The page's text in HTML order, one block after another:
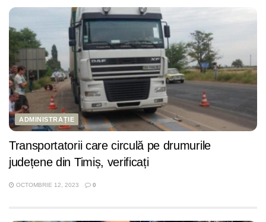
ADMINISTRAȚIE
Transportatorii care circulă pe drumurile
județene din Timiș, verificați
OCTOMBRIE 12, 2023 0